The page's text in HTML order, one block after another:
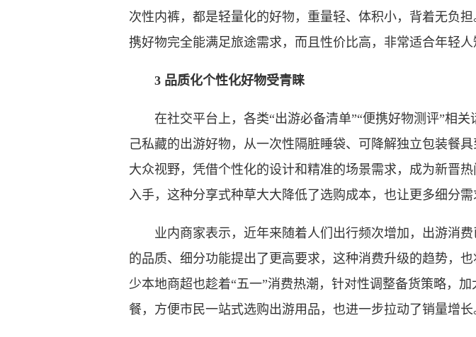
次性内裤，都是轻量化的好物，重量轻、体积小，背着无负
携好物完全能满足旅途需求，而且性价比高，非常适合年轻人
3 品质化个性化好物受青睐
在社交平台上，各类“出游必备清单”“便携好物测评”相关
己私藏的出游好物，从一次性隔脏睡袋、可降解独立包装餐
大众视野，凭借个性化的设计和精准的场景需求，成为新晋
入手，这种分享式种草大大降低了选购成本，也让更多细分需
业内商家表示，近年来随着人们出行频次增加，出游消费
的品质、细分功能提出了更高要求，这种消费升级的趋势，
少本地商超也趁着“五一”消费热潮，针对性调整备货策略，
餐，方便市民一站式选购出游用品，也进一步拉动了销量增长